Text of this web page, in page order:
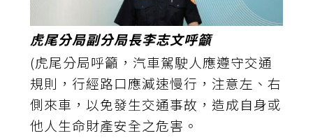
虎尾分局副分局長李志文呼籲
(虎尾分局呼籲，汽車駕駛人應遵守交通
規則，行經路口應減速慢行，注意左、右
側來車，以免發生交通事故，造成自身或
他人生命財產安全之危害。